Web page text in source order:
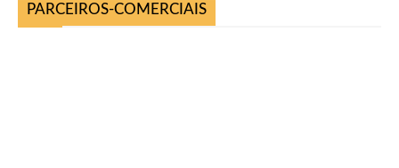
PARCEIROS-COMERCIAIS